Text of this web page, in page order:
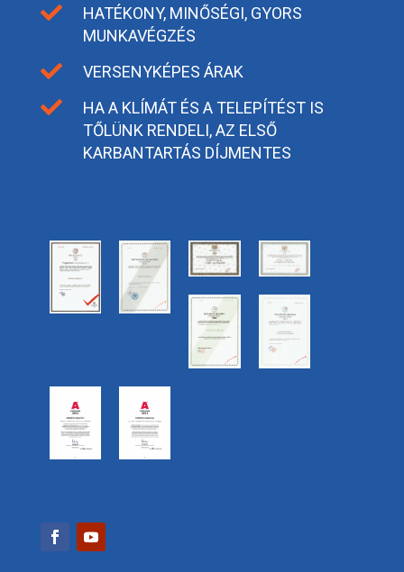

HATÉKONY, MINŐSÉGI, GYORS
MUNKAVÉGZÉS
 VERSENYKÉPES ÁRAK

HA A KLÍMÁT ÉS A TELEPÍTÉST IS
TŐLÜNK RENDELI, AZ ELSŐ
KARBANTARTÁS DÍJMENTES